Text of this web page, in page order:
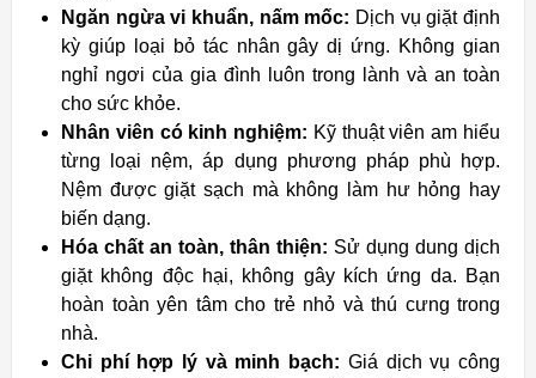
Ngăn ngừa vi khuẩn, nấm mốc: Dịch vụ giặt định
kỳ giúp loại bỏ tác nhân gây dị ứng. Không gian
nghỉ ngơi của gia đình luôn trong lành và an toàn
cho sức khỏe.
Nhân viên có kinh nghiệm: Kỹ thuật viên am hiểu
từng loại nệm, áp dụng phương pháp phù hợp.
Nệm được giặt sạch mà không làm hư hỏng hay
biến dạng.
Hóa chất an toàn, thân thiện: Sử dụng dung dịch
giặt không độc hại, không gây kích ứng da. Bạn
hoàn toàn yên tâm cho trẻ nhỏ và thú cưng trong
nhà.
Chi phí hợp lý và minh bạch: Giá dịch vụ công